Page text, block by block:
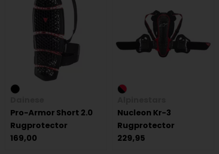
Pro-Armor Short 2.0
Rugprotector
169,00
Nucleon Kr-3
Rugprotector
229,95